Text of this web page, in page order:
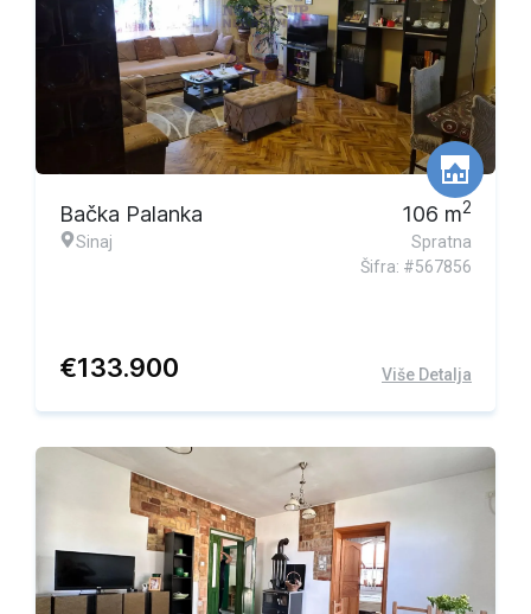
Bačka Palanka
Sinaj
106 m2
Spratna
Šifra: #567856
€133.900 Više Detalja